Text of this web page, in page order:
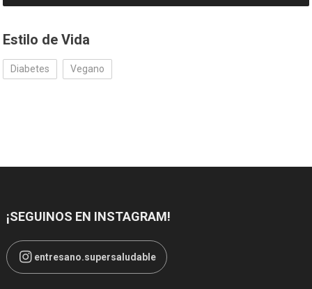
Estilo de Vida
Diabetes Vegano
¡SEGUINOS EN INSTAGRAM!
entresano.supersaludable